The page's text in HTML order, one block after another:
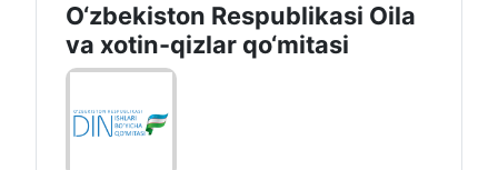
O‘zbekiston Respublikasi Oila
va xotin-qizlar qo‘mitasi